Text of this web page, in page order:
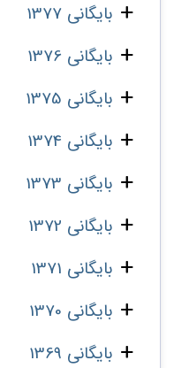
بایگانی 1377
بایگانی 1376
بایگانی 1375
بایگانی 1374
بایگانی 1373
بایگانی 1372
بایگانی 1371
بایگانی 1370
بایگانی 1369